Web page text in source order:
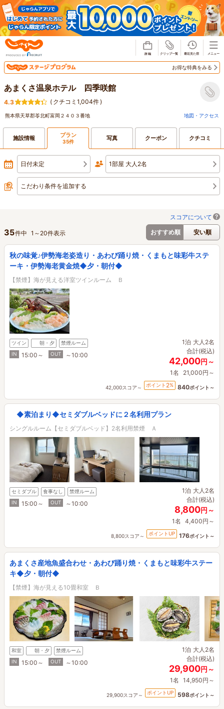
お得な特典をみる
あまくさ温泉ホテル 四季咲館
4.3 ( クチコミ1,004件)
熊本県天草郡苓北町富岡２４０３番地 地図・アクセス
施設情報 プラン
35件 写真 クーポン クチコミ
日付未定 1部屋 大人2名
こだわり条件を追加する
スコアについて
おすすめ順
安い順
35件中 1 ～ 20件表示
秋の味覚♪伊勢海老姿造り・あわび踊り焼・くまもと味彩牛ステ
ーキ・伊勢海老黄金焼◆夕・朝付◆
【禁煙】海が見える洋室ツインルーム Ｂ
ツイン 朝・夕
禁煙ルーム
IN
15:00～ OUT ～10:00
1泊 大人2名
合計(税込)
42,000円～
1名 21,000円～
42,000スコア～ ポイント 2% 840ポイント～
◆素泊まり◆セミダブルベッドに２名利用プラン
シングルルーム【セミダブルベッド】2名利用禁煙 Ａ
セミダブル 食事なし
禁煙ルーム
IN
15:00～ OUT ～10:00
1泊 大人2名
合計(税込)
8,800円～
1名 4,400円～
8,800スコア～ ポイントUP 176ポイント～
あまくさ産地魚盛合わせ・あわび踊り焼・くまもと味彩牛ステー
キ◆夕・朝付◆
【禁煙】海が見える10畳和室 Ｂ
和室 朝・夕
禁煙ルーム
IN
15:00～ OUT ～10:00
1泊 大人2名
合計(税込)
29,900円～
1名 14,950円～
29,900スコア～ ポイントUP 598ポイント～